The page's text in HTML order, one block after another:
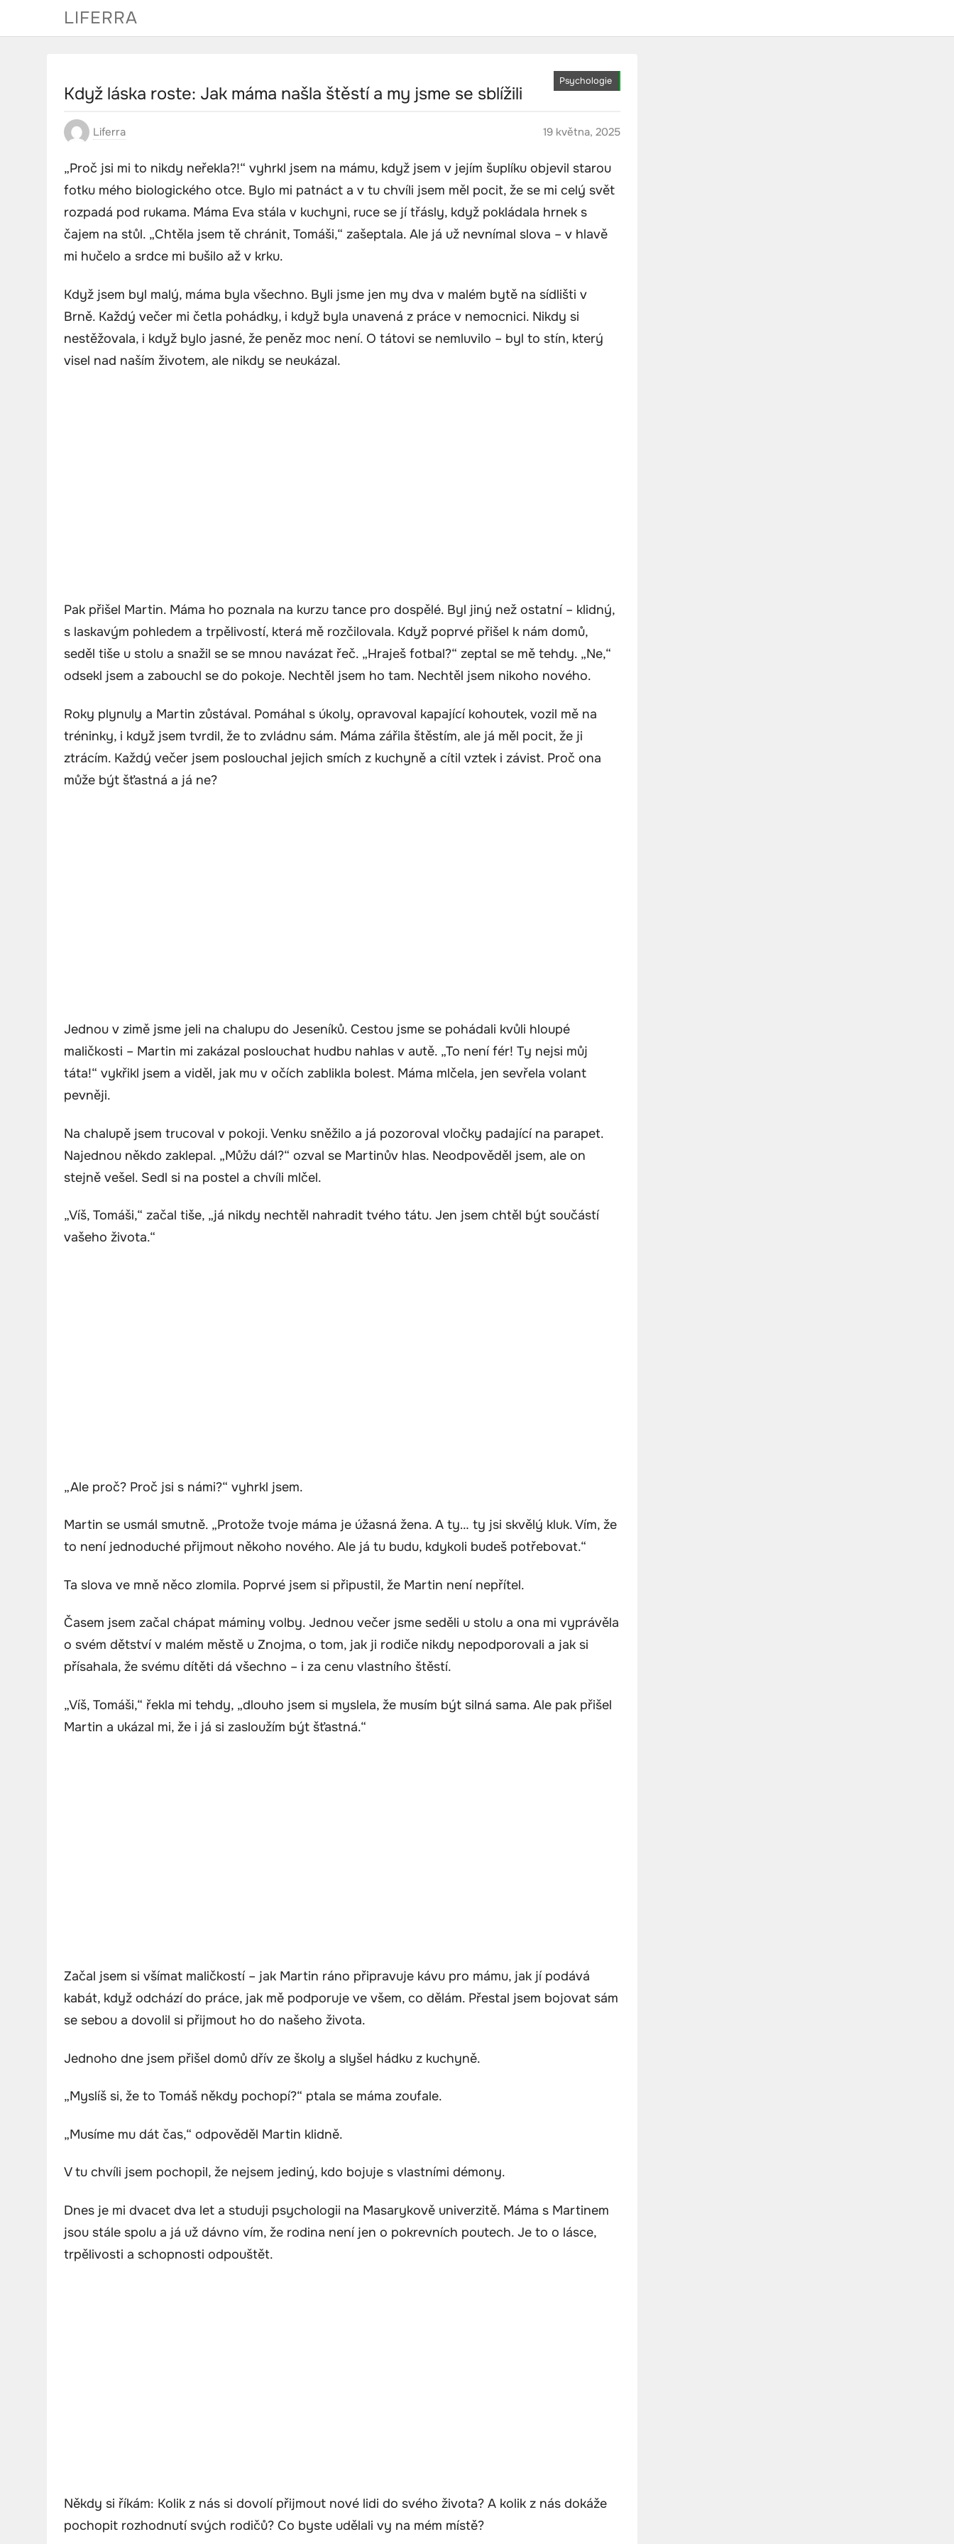
LIFERRA
Psychologie
Když láska roste: Jak máma našla štěstí a my jsme se sblížili
Liferra 19 května, 2025
„Proč jsi mi to nikdy neřekla?!“ vyhrkl jsem na mámu, když jsem v jejím šuplíku objevil starou
fotku mého biologického otce. Bylo mi patnáct a v tu chvíli jsem měl pocit, že se mi celý svět
rozpadá pod rukama. Máma Eva stála v kuchyni, ruce se jí třásly, když pokládala hrnek s
čajem na stůl. „Chtěla jsem tě chránit, Tomáši,“ zašeptala. Ale já už nevnímal slova – v hlavě
mi hučelo a srdce mi bušilo až v krku.
Když jsem byl malý, máma byla všechno. Byli jsme jen my dva v malém bytě na sídlišti v
Brně. Každý večer mi četla pohádky, i když byla unavená z práce v nemocnici. Nikdy si
nestěžovala, i když bylo jasné, že peněz moc není. O tátovi se nemluvilo – byl to stín, který
visel nad naším životem, ale nikdy se neukázal.
Pak přišel Martin. Máma ho poznala na kurzu tance pro dospělé. Byl jiný než ostatní – klidný,
s laskavým pohledem a trpělivostí, která mě rozčilovala. Když poprvé přišel k nám domů,
seděl tiše u stolu a snažil se se mnou navázat řeč. „Hraješ fotbal?“ zeptal se mě tehdy. „Ne,“
odsekl jsem a zabouchl se do pokoje. Nechtěl jsem ho tam. Nechtěl jsem nikoho nového.
Roky plynuly a Martin zůstával. Pomáhal s úkoly, opravoval kapající kohoutek, vozil mě na
tréninky, i když jsem tvrdil, že to zvládnu sám. Máma zářila štěstím, ale já měl pocit, že ji
ztrácím. Každý večer jsem poslouchal jejich smích z kuchyně a cítil vztek i závist. Proč ona
může být šťastná a já ne?
Jednou v zimě jsme jeli na chalupu do Jeseníků. Cestou jsme se pohádali kvůli hloupé
maličkosti – Martin mi zakázal poslouchat hudbu nahlas v autě. „To není fér! Ty nejsi můj
táta!“ vykřikl jsem a viděl, jak mu v očích zablikla bolest. Máma mlčela, jen sevřela volant
pevněji.
Na chalupě jsem trucoval v pokoji. Venku sněžilo a já pozoroval vločky padající na parapet.
Najednou někdo zaklepal. „Můžu dál?“ ozval se Martinův hlas. Neodpověděl jsem, ale on
stejně vešel. Sedl si na postel a chvíli mlčel.
„Víš, Tomáši,“ začal tiše, „já nikdy nechtěl nahradit tvého tátu. Jen jsem chtěl být součástí
vašeho života.“
„Ale proč? Proč jsi s námi?“ vyhrkl jsem.
Martin se usmál smutně. „Protože tvoje máma je úžasná žena. A ty… ty jsi skvělý kluk. Vím, že
to není jednoduché přijmout někoho nového. Ale já tu budu, kdykoli budeš potřebovat.“
Ta slova ve mně něco zlomila. Poprvé jsem si připustil, že Martin není nepřítel.
Časem jsem začal chápat máminy volby. Jednou večer jsme seděli u stolu a ona mi vyprávěla
o svém dětství v malém městě u Znojma, o tom, jak ji rodiče nikdy nepodporovali a jak si
přísahala, že svému dítěti dá všechno – i za cenu vlastního štěstí.
„Víš, Tomáši,“ řekla mi tehdy, „dlouho jsem si myslela, že musím být silná sama. Ale pak přišel
Martin a ukázal mi, že i já si zasloužím být šťastná.“
Začal jsem si všímat maličkostí – jak Martin ráno připravuje kávu pro mámu, jak jí podává
kabát, když odchází do práce, jak mě podporuje ve všem, co dělám. Přestal jsem bojovat sám
se sebou a dovolil si přijmout ho do našeho života.
Jednoho dne jsem přišel domů dřív ze školy a slyšel hádku z kuchyně.
„Myslíš si, že to Tomáš někdy pochopí?“ ptala se máma zoufale.
„Musíme mu dát čas,“ odpověděl Martin klidně.
V tu chvíli jsem pochopil, že nejsem jediný, kdo bojuje s vlastními démony.
Dnes je mi dvacet dva let a studuji psychologii na Masarykově univerzitě. Máma s Martinem
jsou stále spolu a já už dávno vím, že rodina není jen o pokrevních poutech. Je to o lásce,
trpělivosti a schopnosti odpouštět.
Někdy si říkám: Kolik z nás si dovolí přijmout nové lidi do svého života? A kolik z nás dokáže
pochopit rozhodnutí svých rodičů? Co byste udělali vy na mém místě?